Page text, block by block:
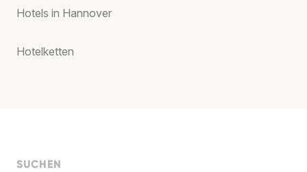
Hotels in Hannover
Hotelketten
SUCHEN